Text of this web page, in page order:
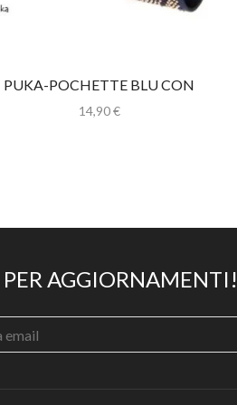
PUKA-POCHETTE BLU CON
STRASS
14,90€
AGGIORNAMENTI!